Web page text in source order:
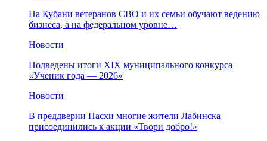
На Кубани ветеранов СВО и их семьи обучают ведению
бизнеса, а на федеральном уровне…
Новости
Подведены итоги XIX муниципального конкурса
«Ученик года — 2026»
Новости
В преддверии Пасхи многие жители Лабинска
присоединились к акции «Твори добро!»